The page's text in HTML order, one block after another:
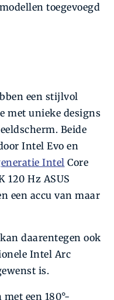
toegevoegd
een stijlvol
met unieke designs
Beide
Intel Evo en
Intel Core
120 Hz ASUS
een accu van maar
kan daarentegen ook
Intel Arc
is.
een 180°-